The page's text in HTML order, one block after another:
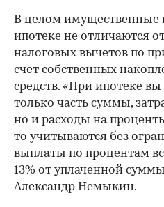
В целом имущественные
ипотеке не отличаются
налоговых вычетов по
счет собственных
средств. «При ипотеке
только часть суммы,
но и расходы на
то учитываются без
выплаты по процентам
13% от уплаченной
Александр Немыкин.